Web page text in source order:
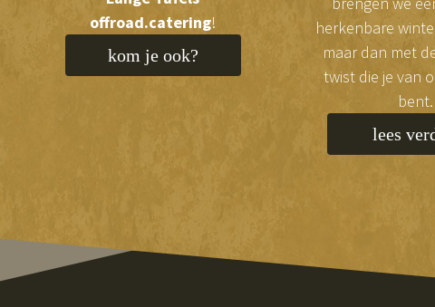
offroad.catering!
kom je ook?
herkenbare
maar dan met
twist die je van
bent.
lees